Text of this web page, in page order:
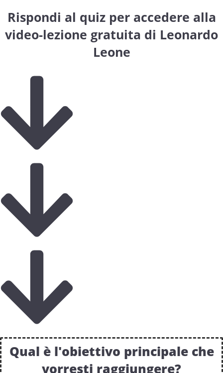
Rispondi al quiz per accedere alla
video-lezione gratuita di Leonardo
Leone
Qual è l'obiettivo principale che
vorresti raggiungere?